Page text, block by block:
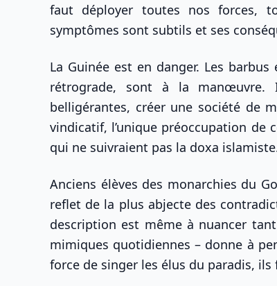
faut déployer toutes nos forces,
symptômes sont subtils et ses
La Guinée est en danger. Les
rétrograde, sont à la manœuvre.
belligérantes, créer une société de
vindicatif, l’unique préoccupation de
qui ne suivraient pas la doxa
Anciens élèves des monarchies du
reflet de la plus abjecte des
description est même à nuancer
mimiques quotidiennes – donne à
force de singer les élus du paradis,